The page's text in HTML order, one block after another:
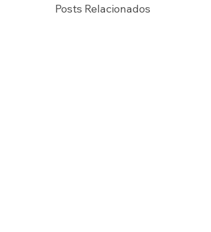
Posts Relacionados